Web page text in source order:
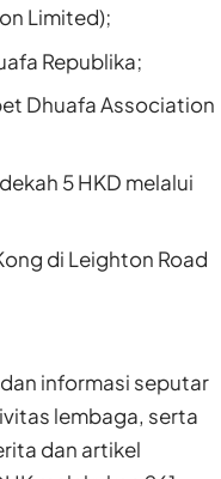
Limited);
Republika;
Dhuafa Association
5 HKD melalui
di Leighton Road
informasi seputar
lembaga, serta
dan artikel